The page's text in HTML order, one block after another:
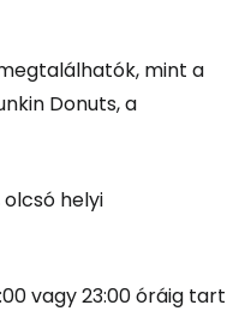
mint a
Donuts, a
helyi
vagy 23:00 óráig tart